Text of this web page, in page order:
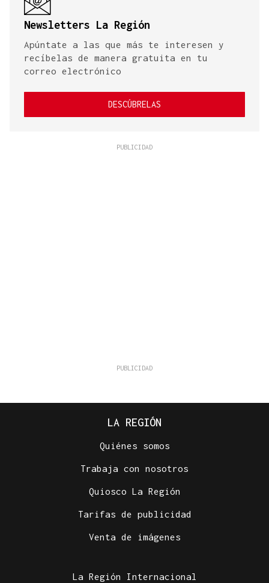
Newsletters La Región
Apúntate a las que más te interesen y
recíbelas de manera gratuita en tu
correo electrónico
DESCÚBRELAS
LA REGIÓN
Quiénes somos
Trabaja con nosotros
Quiosco La Región
Tarifas de publicidad
Venta de imágenes
La Región Internacional